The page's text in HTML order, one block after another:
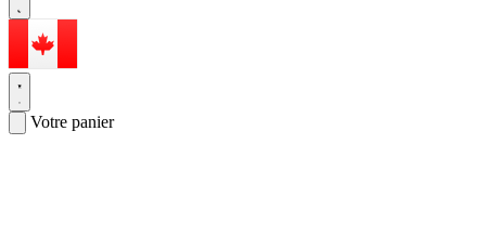
Votre panier